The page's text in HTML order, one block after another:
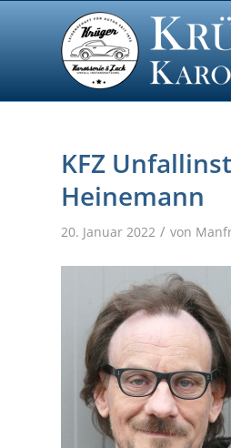
KFZ
Heinemann
20. Januar 2022 / von